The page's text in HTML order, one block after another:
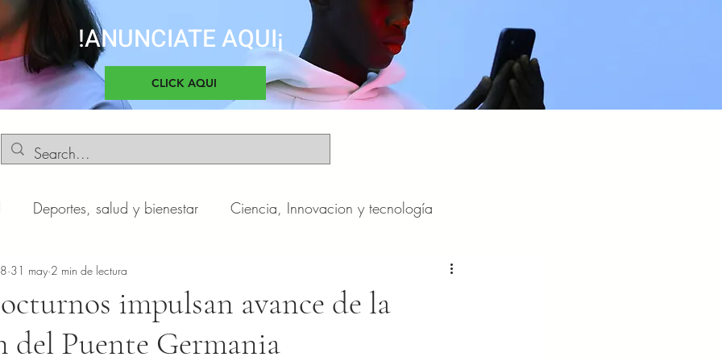
!ANUNCIATE AQUI¡
CLICK AQUI
Deportes, salud y bienestar Ciencia, Innovacion y tecnología
Negocios y Emprendimientos Cultura, sociedad y entretenimiento
Automóviles Novedades
impulsan avance de la
del Puente Germania
31 may 2 min de lectura